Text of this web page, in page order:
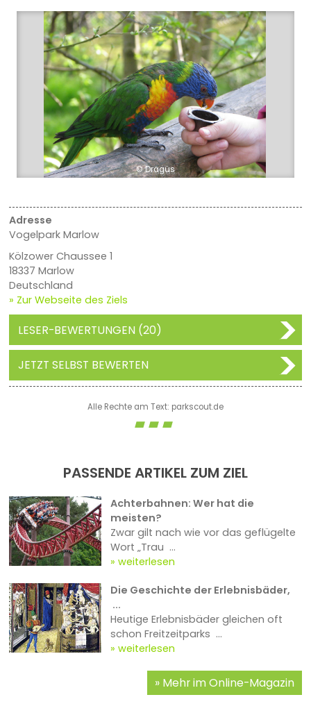
© Drägüs
Adresse
Vogelpark Marlow
Kölzower Chaussee 1
18337 Marlow
Deutschland
» Zur Webseite des Ziels
LESER-BEWERTUNGEN (20)
JETZT SELBST BEWERTEN
Alle Rechte am Text: parkscout.de
PASSENDE ARTIKEL ZUM ZIEL
Achterbahnen: Wer hat die
meisten?
Zwar gilt nach wie vor das geflügelte
Wort „Trau ...
weiterlesen
Die Geschichte der Erlebnisbäder,
...
Heutige Erlebnisbäder gleichen oft
schon Freitzeitparks ...
weiterlesen
Mehr im Online-Magazin